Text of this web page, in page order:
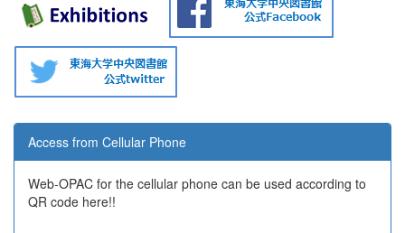
Access from Cellular Phone
Web-OPAC for the cellular phone can be used according to
QR code here!!